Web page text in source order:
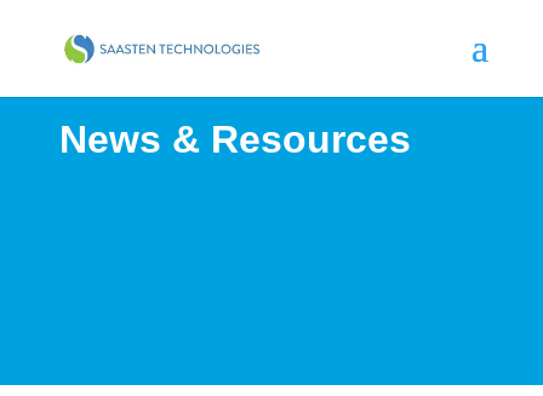
News & Resources